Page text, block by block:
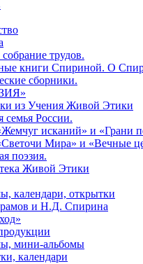
трудов.
книги Спириной. О
сборники.
из Учения Живой Этики
семья России.
исканий» и «Грани
Мира» и «Вечные
поэзия.
Живой Этики
календари, открытки
и Н.Д. Спирина
мини-альбомы
календари